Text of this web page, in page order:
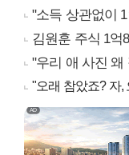
"소득 상관없이
김원훈 주식 1
"우리 애 사진
"오래 참았죠? 자,